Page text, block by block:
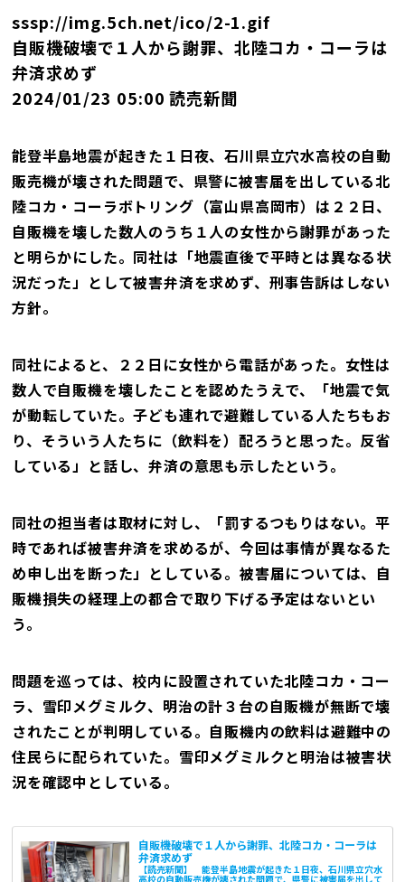
sssp://img.5ch.net/ico/2-1.gif
自販機破壊で１人から謝罪、北陸コカ・コーラは
弁済求めず
2024/01/23 05:00 読売新聞
能登半島地震が起きた１日夜、石川県立穴水高校の自動
販売機が壊された問題で、県警に被害届を出している北
陸コカ・コーラボトリング（富山県高岡市）は２２日、
自販機を壊した数人のうち１人の女性から謝罪があった
と明らかにした。同社は「地震直後で平時とは異なる状
況だった」として被害弁済を求めず、刑事告訴はしない
方針。
同社によると、２２日に女性から電話があった。女性は
数人で自販機を壊したことを認めたうえで、「地震で気
が動転していた。子ども連れで避難している人たちもお
り、そういう人たちに（飲料を）配ろうと思った。反省
している」と話し、弁済の意思も示したという。
同社の担当者は取材に対し、「罰するつもりはない。平
時であれば被害弁済を求めるが、今回は事情が異なるた
め申し出を断った」としている。被害届については、自
販機損失の経理上の都合で取り下げる予定はないとい
う。
問題を巡っては、校内に設置されていた北陸コカ・コー
ラ、雪印メグミルク、明治の計３台の自販機が無断で壊
されたことが判明している。自販機内の飲料は避難中の
住民らに配られていた。雪印メグミルクと明治は被害状
況を確認中としている。
自販機破壊で１人から謝罪、北陸コカ・コーラは
弁済求めず
【読売新聞】 能登半島地震が起きた１日夜、石川県立穴水
高校の自動販売機が壊された問題で、県警に被害届を出して